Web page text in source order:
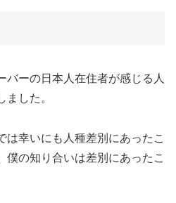
バーの日本人在住者が感じる人
した。
は幸いにも人種差別にあったこ
僕の知り合いは差別にあったこ